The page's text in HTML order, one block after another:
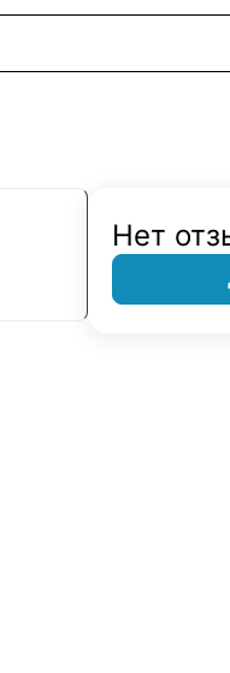
Нет